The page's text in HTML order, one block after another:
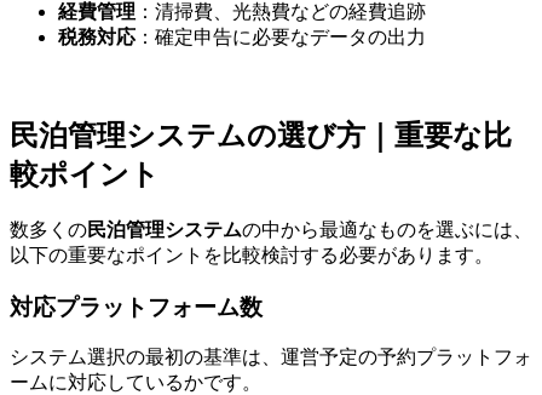
経費管理 ：清掃費、光熱費などの経費追跡
税務対応 ：確定申告に必要なデータの出力
民泊管理システムの選び方｜重要な比
較ポイント
数多くの民泊管理システムの中から最適なものを選ぶには、
以下の重要なポイントを比較検討する必要があります。
対応プラットフォーム数
システム選択の最初の基準は、運営予定の予約プラットフォ
ームに対応しているかです。